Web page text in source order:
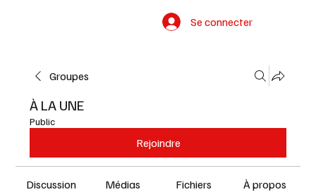
Se connecter
Groupes
À LA UNE
Public
Rejoindre
Discussion Médias Fichiers À propos